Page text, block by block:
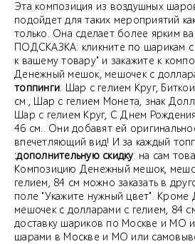
Эта композиция из воздушных
подойдет для таких мероприятий
только. Она сделает более ярким
ПОДСКАЗКА: кликните по шарикам
к вашему товару" и закажите к
Денежный мешок, мешочек с
топпинги: Шар с гелием Круг,
см., Шар с гелием Монета, знак
Шар с гелием Круг, С Днем
46 см.. Они добавят ей
впечетляющий вид! И за каждый
:дополнительную скидку: на сам
Композицию Денежный мешок,
гелием, 84 см можно заказать в
поле "Укажите нужный цвет".
мешочек с долларами с гелием, 84
доставку шариков по Москве и МО
шарами в Москве и МО или